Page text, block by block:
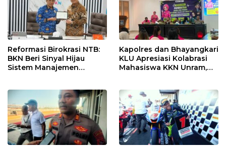
Reformasi Birokrasi NTB:
BKN Beri Sinyal Hijau
Sistem Manajemen
Kapolres dan Bhayangkari
KLU Apresiasi Kolabrasi
Mahasiswa KKN Unram,